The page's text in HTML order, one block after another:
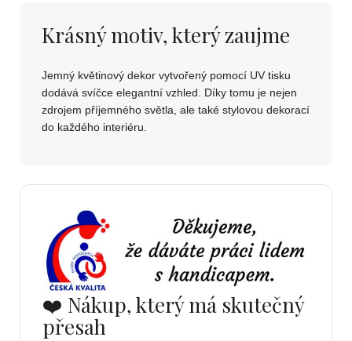
Krásný motiv, který zaujme
Jemný květinový dekor vytvořený pomocí UV tisku
dodává svíčce elegantní vzhled. Díky tomu je nejen
zdrojem příjemného světla, ale také stylovou dekorací
do každého interiéru.
❤️ Nákup, který má skutečný
přesah